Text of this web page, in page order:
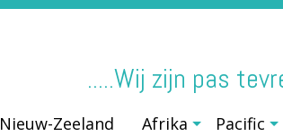
.....Wij zijn pas
Nieuw-Zeeland Afrika Pacific